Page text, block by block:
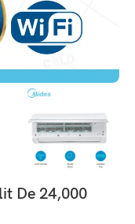
De 24,000